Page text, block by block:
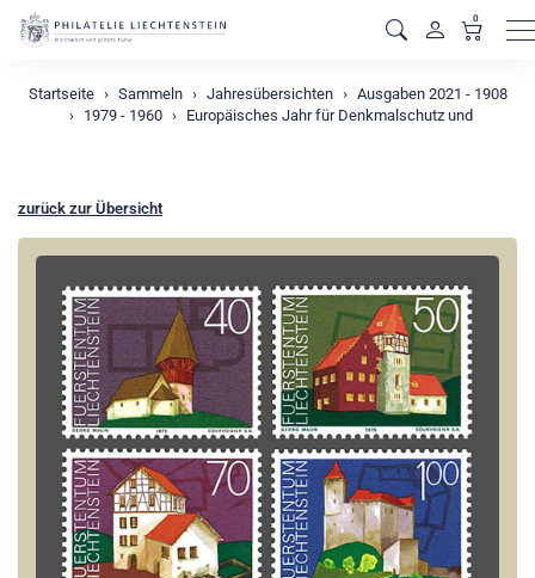
0
Startseite Sammeln Jahresübersichten
Ausgaben 2021 - 1908
1979 - 1960
Europäisches Jahr für Denkmalschutz und
zurück zur Übersicht